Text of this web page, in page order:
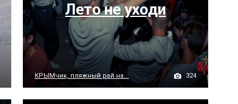
Лето не уходи
КРЫМчик, пляжный рай на... 324